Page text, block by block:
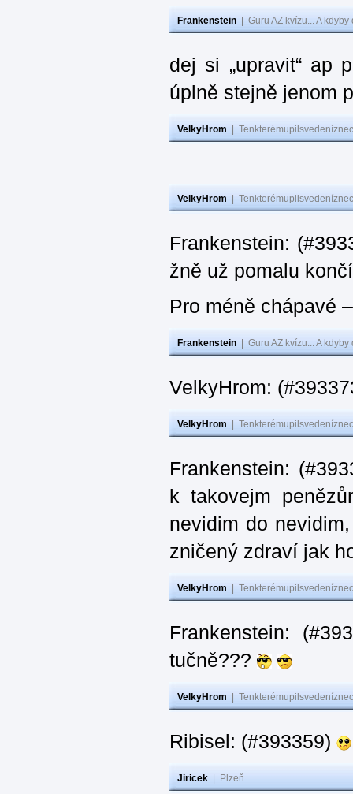
Frankenstein Guru AZ kvízu... A
dej si „upravit“ ap
úplně stejně jenom
VelkyHrom
VelkyHrom
Frankenstein:
žně už pomalu
Pro méně chápavé
Frankenstein Guru AZ kvízu... A
VelkyHrom:
VelkyHrom
Frankenstein:
k takovejm
nevidim do
zničený zdraví jak
VelkyHrom
Frankenstein:
tučně???
VelkyHrom
Ribisel: (#393359)
Jiricek Plzeň